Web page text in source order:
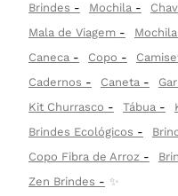
Brindes Mochila
Mala de Viagem
Caneca
Copo
Cadernos
Caneta
Kit Churrasco
Tábua
Brindes Ecológicos
Copo Fibra de Arroz
Zen Brindes
✨